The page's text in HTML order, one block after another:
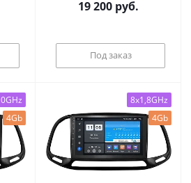
19 200 руб.
Под заказ
4Gb
8x1,8GHz
4Gb